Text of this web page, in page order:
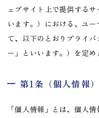
ェブサイト上で提供する
います。）における、ユ
て、以下のとおりプライ
ー」といいます。）を定め
第1条（個人情報）
「個人情報」とは、個人